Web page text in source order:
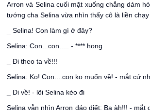
Arron và Selina cuối mặt xuống chẳng dám
tướng cha Selina vừa nhìn thấy cô là liền
_ Selina! Con làm gì ở đây?
Selina: Con...con..... - **** họng
_ Đi theo ta về!!!
Selina: Ko! Con....con ko muốn về! - mắt cứ
_ Đi về! - lôi Selina kéo đi
Selina vẫn nhìn Arron dáo diết: Ba àh!!! - mắt